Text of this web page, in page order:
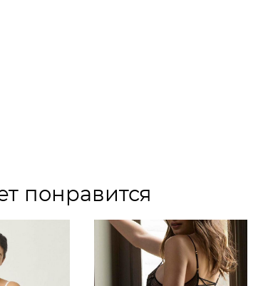
понравится